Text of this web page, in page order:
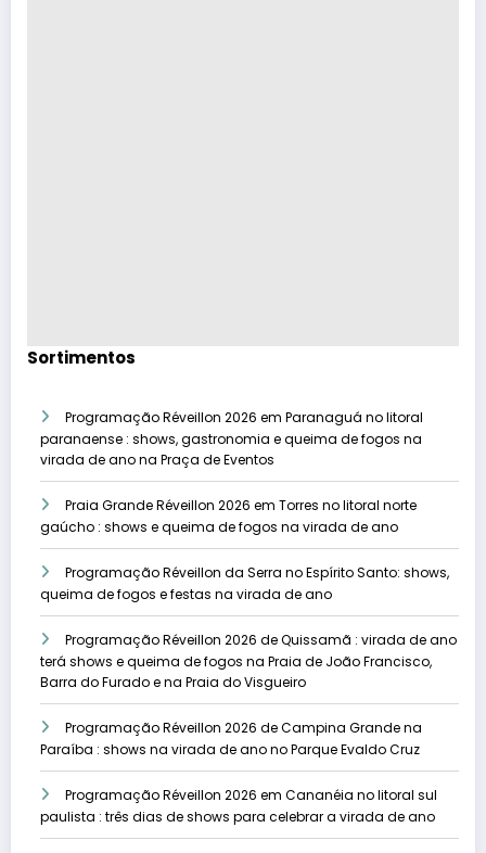
Sortimentos
Programação Réveillon 2026 em Paranaguá no litoral
paranaense : shows, gastronomia e queima de fogos na
virada de ano na Praça de Eventos
Praia Grande Réveillon 2026 em Torres no litoral norte
gaúcho : shows e queima de fogos na virada de ano
Programação Réveillon da Serra no Espírito Santo: shows,
queima de fogos e festas na virada de ano
Programação Réveillon 2026 de Quissamã : virada de ano
terá shows e queima de fogos na Praia de João Francisco,
Barra do Furado e na Praia do Visgueiro
Programação Réveillon 2026 de Campina Grande na
Paraíba : shows na virada de ano no Parque Evaldo Cruz
Programação Réveillon 2026 em Cananéia no litoral sul
paulista : três dias de shows para celebrar a virada de ano